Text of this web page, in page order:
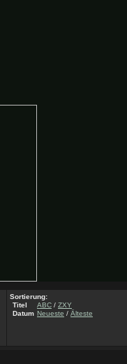
Sortierung:
Titel
ABC / ZXY
Datum Neueste / Älteste